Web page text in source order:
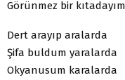
Görünmez bir kıtadayım
Dert arayıp aralarda
Şifa buldum yaralarda
Okyanusum karalarda